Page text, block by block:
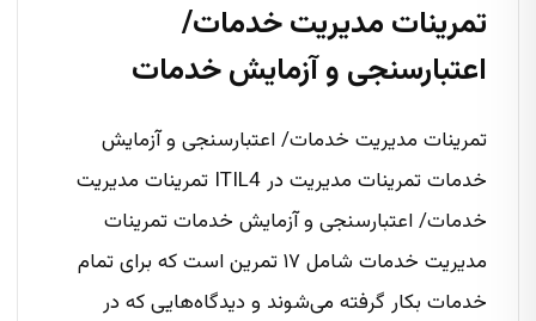
تمرینات مدیریت خدمات/
اعتبارسنجی و آزمایش خدمات
تمرینات مدیریت خدمات/ اعتبارسنجی و آزمایش
خدمات تمرینات مدیریت در ITIL4 تمرینات مدیریت
خدمات/ اعتبارسنجی و آزمایش خدمات تمرینات
مدیریت خدمات شامل ۱۷ تمرین است که برای تمام
خدمات بکار گرفته می‌شوند و دیدگاه‌هایی که در